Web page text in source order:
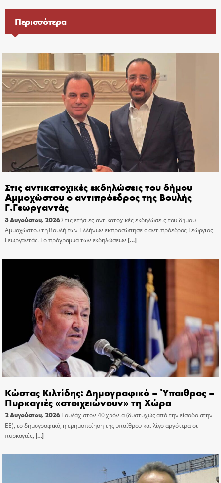
Περισσότερα
Στις αντικατοχικές εκδηλώσεις του δήμου
Αμμοχώστου ο αντιπρόεδρος της Βουλής
Γ.Γεωργαντάς
3 Αυγούστου, 2026Στις ετήσιες αντικατοχικές εκδηλώσεις του δήμου
Αμμοχώστου τη Βουλή των Ελλήνων εκπροσώπησε ο αντιπρόεδρος Γεώργιος
Γεωργαντάς. Το πρόγραμμα των εκδηλώσεων […]
Κώστας Κιλτίδης: Δημογραφικό – Ύπαιθρος –
Πυρκαγιές «στοιχειώνουν» τη Χώρα
2 Αυγούστου, 2026Τουλάχιστον 40 χρόνια (δυστυχώς από την είσοδο στην
ΕΕ), το δημογραφικό, η ερημοποίηση της υπαίθρου και λίγο αργότερα οι
πυρκαγιές, […]